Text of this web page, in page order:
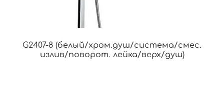
G2407-8 (белый/хром.душ/система/смес.
излив/поворот. лейка/верх/душ)